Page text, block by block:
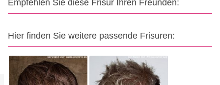
Empfehlen Sie diese Frisur Ihren Freunden:
Hier finden Sie weitere passende Frisuren: